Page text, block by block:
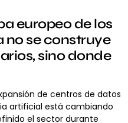
europeo de los
no se construye
sino donde
de centros de datos
artificial está cambiando
el sector durante